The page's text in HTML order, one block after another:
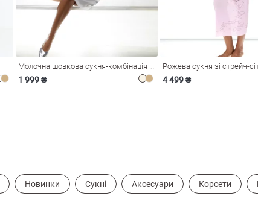
1 999 ₴ 4 499 ₴
Новинки Сукні Аксесуари Корсети